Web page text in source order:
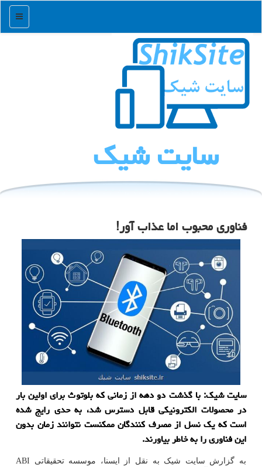
منو
سایت شیك
فناوری محبوب اما عذاب آور!
سایت شیک: با گذشت دو دهه از زمانی که بلوتوث برای اولین بار
در محصولات الکترونیکی قابل دسترس شد، به حدی رایج شده
است که یک نسل از مصرف کنندگان ممکنست نتوانند زمان بدون
این فناوری را به خاطر بیاورند.
به گزارش سایت شیک به نقل از ایسنا، موسسه تحقیقاتی ABI